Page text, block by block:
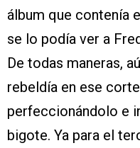
álbum que contenía
se lo podía ver a
De todas maneras,
rebeldía en ese
perfeccionándolo e
bigote. Ya para el